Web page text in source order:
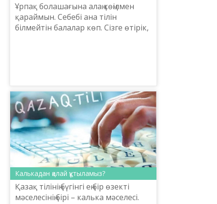
Ұрпақ болашағына алаң көңілмен
қараймын. Себебі ана тілін
білмейтін балалар көп. Сізге өтірік,
Калькадан қалай құтыламыз?
Қазақ тілінің бүгінгі ең бір өзекті
мәселесінің бірі – калька мәселесі.